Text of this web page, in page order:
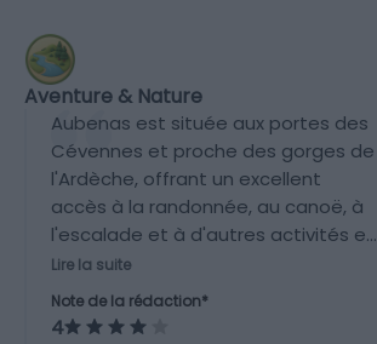
Aventure & Nature
Aubenas est située aux portes des
Cévennes et proche des gorges de
l'Ardèche, offrant un excellent
accès à la randonnée, au canoë, à
l'escalade et à d'autres activités en
pleine nature.
Lire la suite
Note de la rédaction*
4